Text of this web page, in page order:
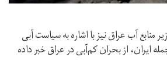
آب عراق نیز با اشاره به سیاست آبی
ایران، از بحران کم‌آبی در عراق خبر داده